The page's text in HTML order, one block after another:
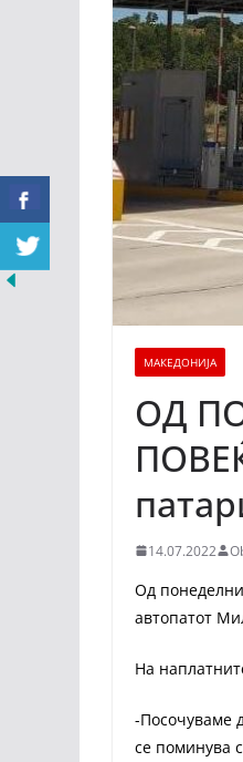
МАКЕДОНИЈА
ОД
14.07.2022
Од
автопатот
На
-Посочуваме
се поминува